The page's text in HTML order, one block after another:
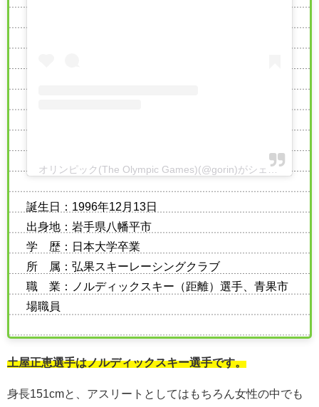
オリンピック(The Olympic Games)(@gorin)がシェアした投稿
誕生日：1996年12月13日
出身地：岩手県八幡平市
学 歴：日本大学卒業
所 属：弘果スキーレーシングクラブ
職 業：ノルディックスキー（距離）選手、青果市
場職員
土屋正恵選手はノルディックスキー選手です。
身長151cmと、アスリートとしてはもちろん女性の中でも